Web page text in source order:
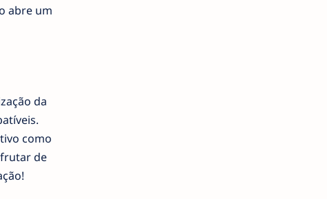
abre um
da
como
de